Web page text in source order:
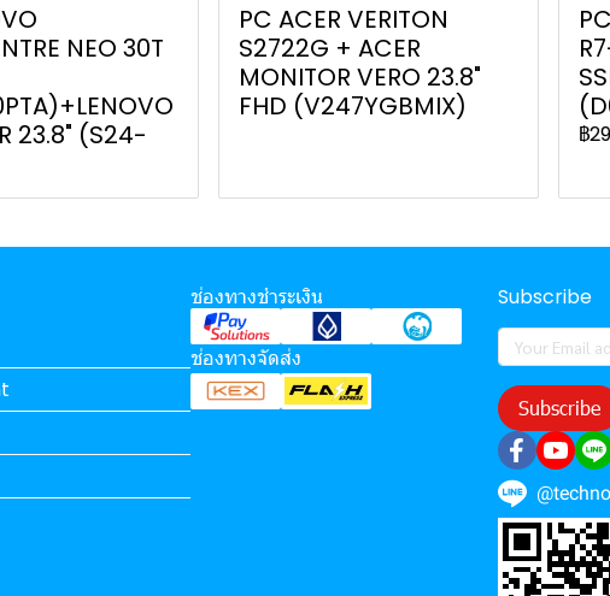
NEO 30T
23.8" (S24-
PC ACER VERITON
S2722G + ACER
MONITOR VERO 23.8"
FHD (V247YGBMIX)
฿
ช่องทางชำระเงิน
ช่องทางจัดส่ง
Subscribe
Subscribe